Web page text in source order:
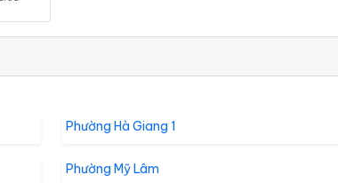
Phường Hà Giang 1
Phường Mỹ Lâm